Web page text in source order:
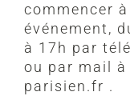
commencer
événement,
à 17h par
ou par mail
parisien.fr .